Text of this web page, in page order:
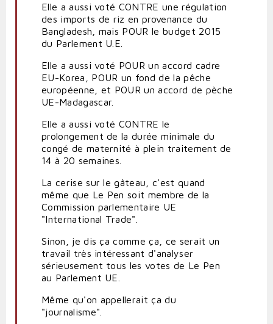
Elle a aussi voté CONTRE une régulation
des imports de riz en provenance du
Bangladesh, mais POUR le budget 2015
du Parlement U.E.
Elle a aussi voté POUR un accord cadre
EU-Korea, POUR un fond de la pêche
européenne, et POUR un accord de pèche
UE-Madagascar.
Elle a aussi voté CONTRE le
prolongement de la durée minimale du
congé de maternité à plein traitement de
14 à 20 semaines.
La cerise sur le gâteau, c’est quand
même que Le Pen soit membre de la
Commission parlementaire UE
"International Trade".
Sinon, je dis ça comme ça, ce serait un
travail très intéressant d'analyser
sérieusement tous les votes de Le Pen
au Parlement UE.
Même qu'on appellerait ça du
"journalisme".